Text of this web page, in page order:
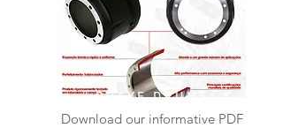
BRAKE DRUMS
Download our informative PDF